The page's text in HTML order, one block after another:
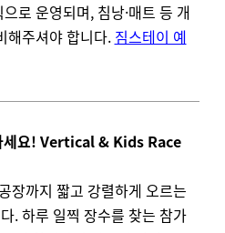
로 운영되며, 침낭·매트 등 개
해주셔야 합니다. 짐스테이 예
세요! Vertical & Kids Race
장까지 짧고 강렬하게 오르는
. 하루 일찍 장수를 찾는 참가